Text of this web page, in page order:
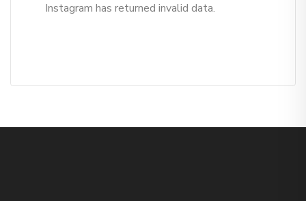
Instagram has returned invalid data.